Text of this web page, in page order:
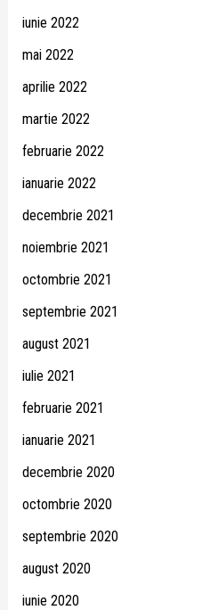
iunie 2022
mai 2022
aprilie 2022
martie 2022
februarie 2022
ianuarie 2022
decembrie 2021
noiembrie 2021
octombrie 2021
septembrie 2021
august 2021
iulie 2021
februarie 2021
ianuarie 2021
decembrie 2020
octombrie 2020
septembrie 2020
august 2020
iunie 2020